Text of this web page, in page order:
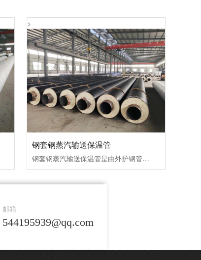
>
钢套钢蒸汽输送保温管
钢套钢蒸汽输送保温管是由外护钢管加钢管防腐、聚氨酯泡沫保温层及内工作钢管组合而成···
邮箱
544195939@qq.com